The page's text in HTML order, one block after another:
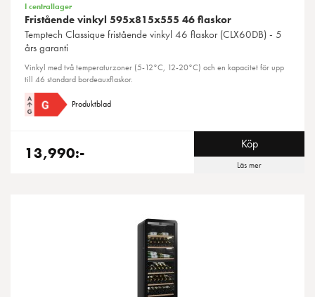
I centrallager
Fristående vinkyl 595x815x555 46 flaskor
Temptech Classique fristående vinkyl 46 flaskor (CLX60DB) - 5
års garanti
Vinkyl med två temperaturzoner (5-12°C, 12-20°C) och en kapacitet för upp
till 46 standard bordeauxflaskor.
Produktblad
13,990:- Köp
Läs mer